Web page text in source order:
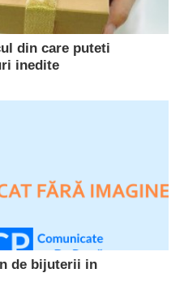
din care puteti
inedite
de bijuterii in